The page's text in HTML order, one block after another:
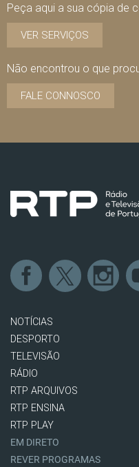
Peça aqui a sua cópia de
VER SERVIÇOS
Não encontrou o que
FALE CONNOSCO
NOTÍCIAS
DESPORTO
TELEVISÃO
RÁDIO
RTP ARQUIVOS
RTP ENSINA
RTP PLAY
EM DIRETO
REVER PROGRAMAS